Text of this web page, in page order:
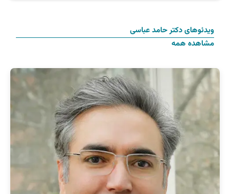
ویدئوهای دکتر حامد عباسی
مشاهده همه